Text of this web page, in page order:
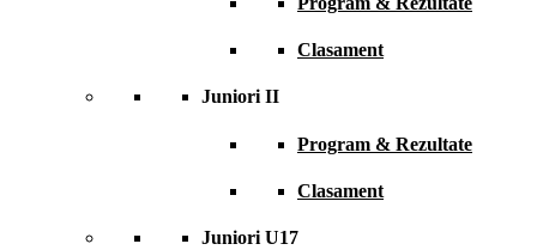
Clasament
Juniori II
Program & Rezultate
Clasament
Juniori U17